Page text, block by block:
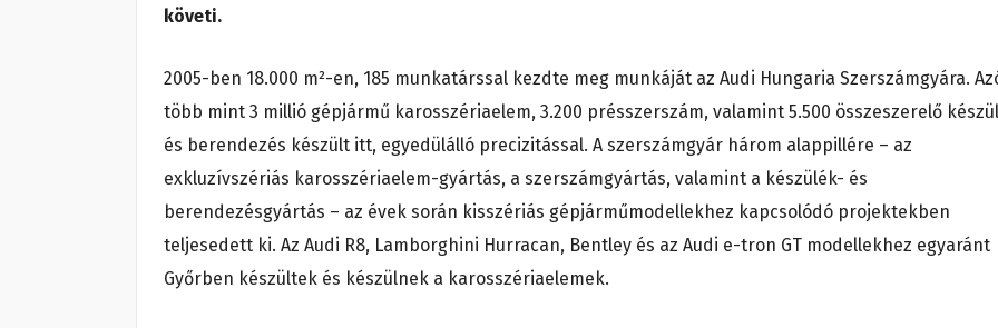
követi.
2005-ben 18.000 m²-en, 185 munkatárssal kezdte meg munkáját az Audi Hungaria Szerszámgyára.
több mint 3 millió gépjármű karosszériaelem, 3.200 présszerszám, valamint 5.500 összeszerelő
és berendezés készült itt, egyedülálló precizitással. A szerszámgyár három alappillére – az
exkluzívszériás karosszériaelem-gyártás, a szerszámgyártás, valamint a készülék- és
berendezésgyártás – az évek során kisszériás gépjárműmodellekhez kapcsolódó projektekben
teljesedett ki. Az Audi R8, Lamborghini Hurracan, Bentley és az Audi e-tron GT modellekhez egyaránt
Győrben készültek és készülnek a karosszériaelemek.